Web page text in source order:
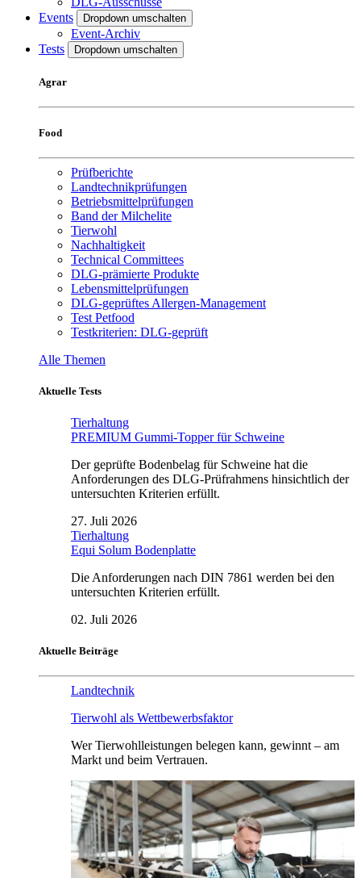
Events
Dropdown umschalten
Event-Archiv
Tests
Dropdown umschalten
Agrar
Food
Prüfberichte
Landtechnikprüfungen
Betriebsmittelprüfungen
Band der Milchelite
Tierwohl
Nachhaltigkeit
Technical Committees
DLG-prämierte Produkte
Lebensmittelprüfungen
DLG-geprüftes Allergen-Management
Test Petfood
Testkriterien: DLG-geprüft
Alle Themen
Aktuelle Tests
Tierhaltung
PREMIUM Gummi-Topper für Schweine
Der geprüfte Bodenbelag für Schweine hat die
Anforderungen des DLG-Prüfrahmens hinsichtlich der
untersuchten Kriterien erfüllt.
27. Juli 2026
Tierhaltung
Equi Solum Bodenplatte
Die Anforderungen nach DIN 7861 werden bei den
untersuchten Kriterien erfüllt.
02. Juli 2026
Aktuelle Beiträge
Landtechnik
Tierwohl als Wettbewerbsfaktor
Wer Tierwohlleistungen belegen kann, gewinnt – am
Markt und beim Vertrauen.